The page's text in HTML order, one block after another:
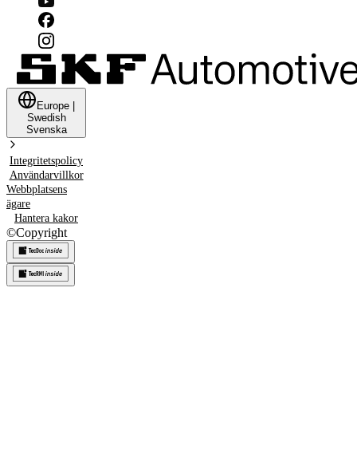
Europe
Swedish
Svenska
Integritetspolicy
Användarvillkor
Webbplatsens
ägare
Hantera kakor
©Copyright